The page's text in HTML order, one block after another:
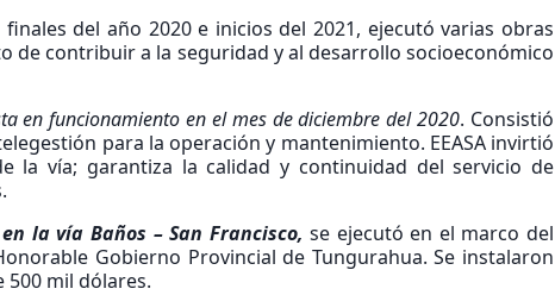
del año 2020 e inicios del 2021, ejecutó varias obras
de contribuir a la seguridad y al desarrollo socioeconómico
en funcionamiento en el mes de diciembre del 2020. Consistió
para la operación y mantenimiento. EEASA invirtió
la vía; garantiza la calidad y continuidad del servicio de
la vía Baños – San Francisco,se ejecutó en el marco del
Gobierno Provincial de Tungurahua. Se instalaron
500 mil dólares.